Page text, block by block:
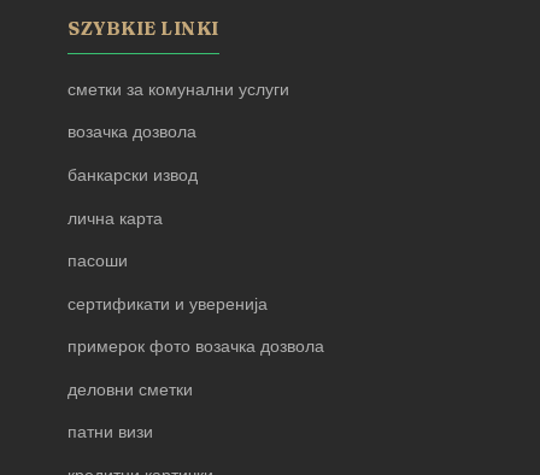
SZYBKIE LINKI
сметки за комунални услуги
возачка дозвола
банкарски извод
лична карта
пасоши
сертификати и уверенија
примерок фото возачка дозвола
деловни сметки
патни визи